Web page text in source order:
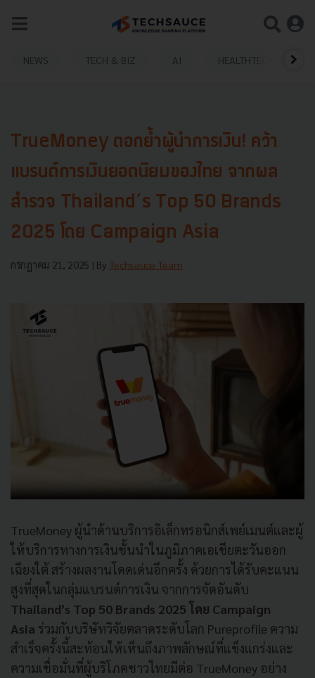
NEWS TECH & BIZ AI HEALTHTECH
TrueMoney ตอกย้ำผู้นำการเงิน! คว้า
แบรนด์การเงินยอดนิยมของไทย จากผล
สำรวจ Thailand’s Top 50 Brands
2025 โดย Campaign Asia
กรกฎาคม 21, 2025 | By Techsauce Team
TrueMoney ผู้นำด้านบริการอิเล็กทรอนิกส์เพย์เมนต์และผู้
ให้บริการทางการเงินชั้นนำในภูมิภาคเอเชียตะวันออก
เฉียงใต้ สร้างผลงานโดดเด่นอีกครั้ง ด้วยการได้รับคะแนน
สูงที่สุดในกลุ่มแบรนด์การเงิน จากการจัดอันดับ
Thailand’s Top 50 Brands 2025 โดย Campaign
Asia ร่วมกับบริษัทวิจัยตลาดระดับโลก Pureprofile ความ
สำเร็จครั้งนี้สะท้อนให้เห็นถึงภาพลักษณ์ที่แข็งแกร่งและ
ความเชื่อมั่นที่ผู้บริโภคชาวไทยมีต่อ TrueMoney อย่าง